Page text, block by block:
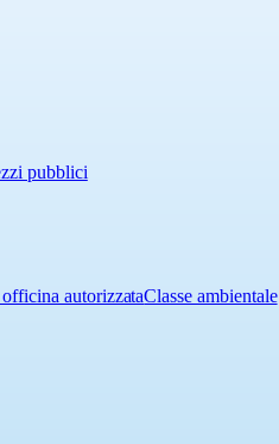
pubblici
autorizzataClasse ambientale